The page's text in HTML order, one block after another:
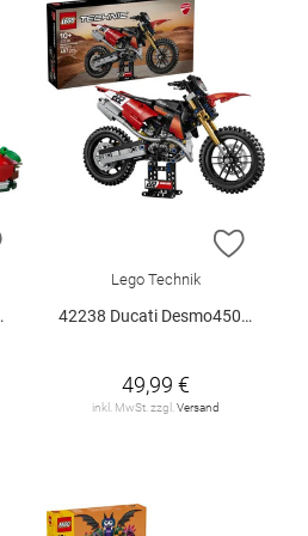
ZUR WUNSCHLISTE HINZUFÜGEN
ZUR
Lego Technik
42238 Ducati Desmo450 MX Factory M.. V29
49,99 €
inkl. MwSt. zzgl. Versand